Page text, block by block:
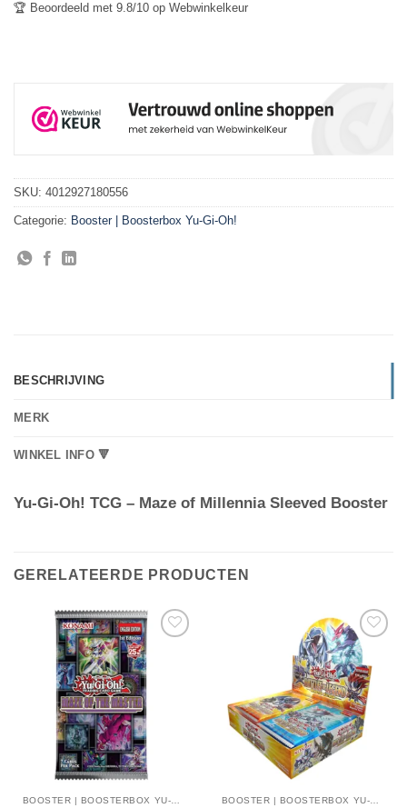
🏆 Beoordeeld met 9.8/10 op Webwinkelkeur
SKU: 4012927180556
Categorie: Booster | Boosterbox Yu-Gi-Oh!
BESCHRIJVING
MERK
WINKEL INFO 🔻
Yu-Gi-Oh! TCG – Maze of Millennia Sleeved Booster
GERELATEERDE PRODUCTEN